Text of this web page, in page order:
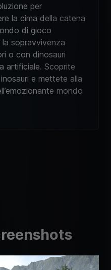
per
la cima della catena
di gioco
sopravvivenza
o con dinosauri
artificiale. Scoprite
e mettete alla
mondo